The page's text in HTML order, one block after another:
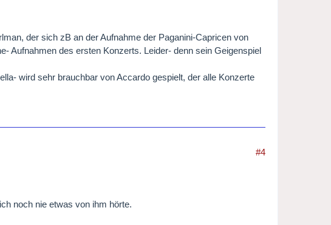
der sich zB an der Aufnahme der Paganini-Capricen von
Aufnahmen des ersten Konzerts. Leider- denn sein Geigenspiel
wird sehr brauchbar von Accardo gespielt, der alle Konzerte
#4
noch nie etwas von ihm hörte.